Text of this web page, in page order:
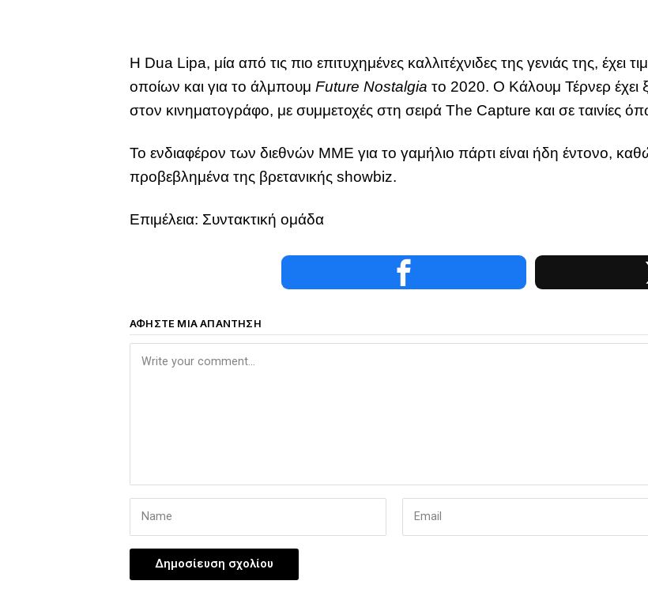
Η Dua Lipa, μία από τις πιο επιτυχημένες καλλιτέχνιδες της γενιάς της, έχει
οποίων και για το άλμπουμFuture Nostalgia το 2020. Ο Κάλουμ Τέρνερ έχει
στον κινηματογράφο, με συμμετοχές στη σειρά The Capture και σε ταινίες
Το ενδιαφέρον των διεθνών ΜΜΕ για το γαμήλιο πάρτι είναι ήδη έντονο,
προβεβλημένα της βρετανικής showbiz.
Επιμέλεια: Συντακτική ομάδα
ΑΦΉΣΤΕ ΜΙΑ ΑΠΆΝΤΗΣΗ